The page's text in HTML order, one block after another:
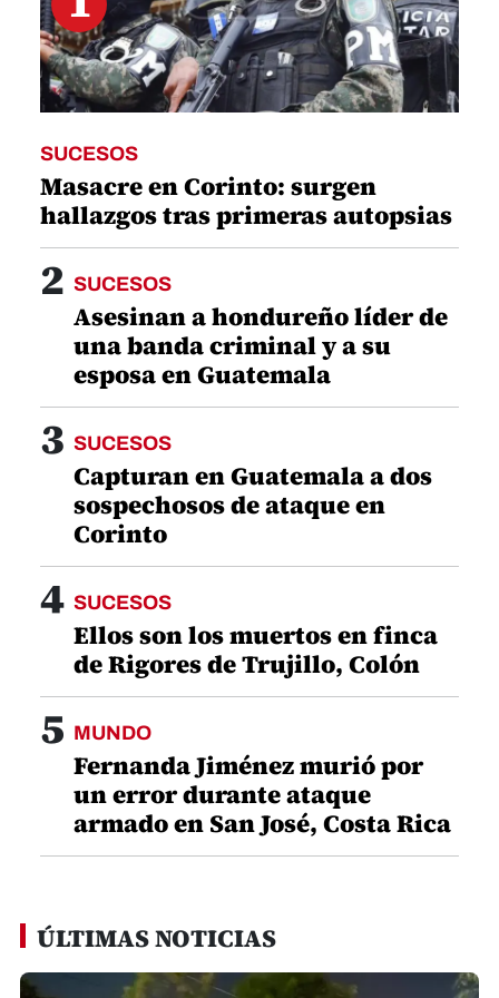
SUCESOS
Masacre en Corinto: surgen
hallazgos tras primeras autopsias
2 SUCESOS
Asesinan a hondureño líder de
una banda criminal y a su
esposa en Guatemala
3 SUCESOS
Capturan en Guatemala a dos
sospechosos de ataque en
Corinto
4 SUCESOS
Ellos son los muertos en finca
de Rigores de Trujillo, Colón
5 MUNDO
Fernanda Jiménez murió por
un error durante ataque
armado en San José, Costa Rica
ÚLTIMAS NOTICIAS